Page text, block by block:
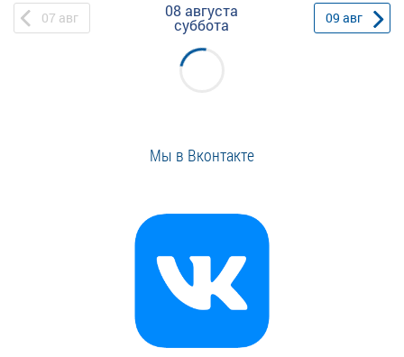
07 авг 08 августа
суббота 09 авг
Мы в Вконтакте